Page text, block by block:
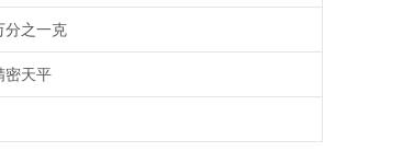
分之一克
密天平